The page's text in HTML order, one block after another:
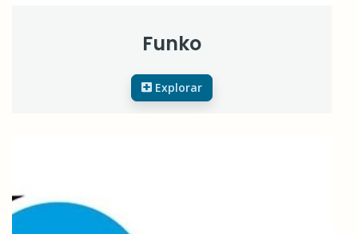
Funko
Explorar